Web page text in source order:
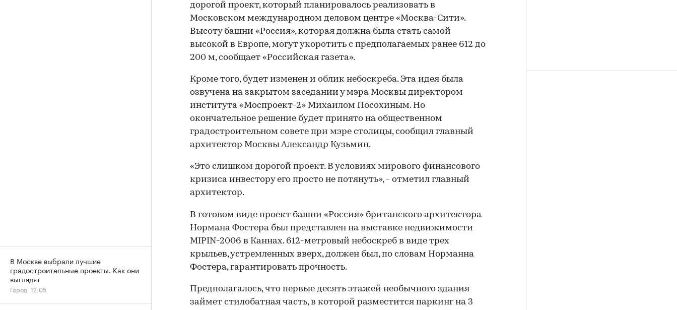
дорогой проект, который планировалось реализовать в
Московском международном деловом центре «Москва-Сити».
Высоту башни «Россия», которая должна была стать самой
высокой в Европе, могут укоротить с предполагаемых ранее 612 до
200 м, сообщает «Российская газета».
Кроме того, будет изменен и облик небоскреба. Эта идея была
озвучена на закрытом заседании у мэра Москвы директором
института «Моспроект-2» Михаилом Посохиным. Но
окончательное решение будет принято на общественном
градостроительном совете при мэре столицы, сообщил главный
архитектор Москвы Александр Кузьмин.
«Это слишком дорогой проект. В условиях мирового финансового
кризиса инвестору его просто не потянуть», - отметил главный
архитектор.
В готовом виде проект башни «Россия» британского архитектора
Нормана Фостера был представлен на выставке недвижимости
MIPIN-2006 в Каннах. 612-метровый небоскреб в виде трех
крыльев, устремленных вверх, должен был, по словам Норманна
Фостера, гарантировать прочность.
Предполагалось, что первые десять этажей необычного здания
займет стилобатная часть, в которой разместится паркинг на 3
В Москве выбрали лучшие
градостроительные проекты. Как они
выглядят
Город, 12:05